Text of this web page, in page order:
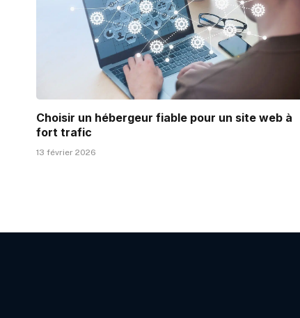
Choisir un hébergeur fiable pour un site web à
fort trafic
13 février 2026